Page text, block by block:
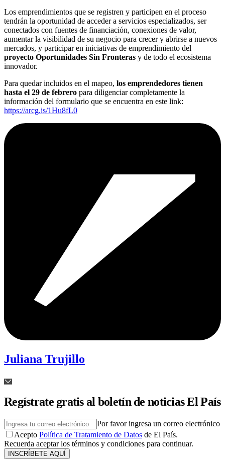
Los emprendimientos que se registren y participen en el proceso
tendrán la oportunidad de acceder a servicios especializados, ser
conectados con fuentes de financiación, conexiones de valor,
aumentar la visibilidad de su negocio para crecer y abrirse a nuevos
mercados, y participar en iniciativas de emprendimiento del
proyecto Oportunidades Sin Fronteras y de todo el ecosistema
innovador.
Para quedar incluidos en el mapeo, los emprendedores tienen
hasta el 29 de febrero para diligenciar completamente la
información del formulario que se encuentra en este link:
https://arcg.is/1Hu8fL0
Juliana Trujillo
Regístrate gratis al boletín de noticias El País
Por favor ingresa un correo electrónico
Acepto Política de Tratamiento de Datos de El País.
Recuerda aceptar los términos y condiciones para continuar.
INSCRÍBETE AQUÍ